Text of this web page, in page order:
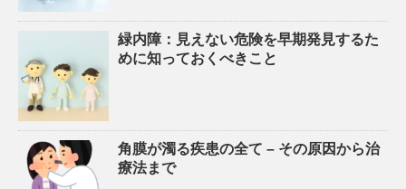
緑内障：見えない危険を早期発見するた
めに知っておくべきこと
角膜が濁る疾患の全て – その原因から治
療法まで